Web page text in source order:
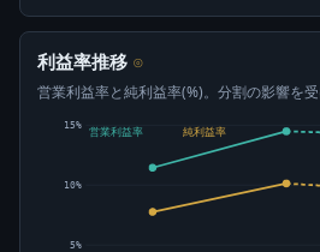
利益率推移 ⊙
営業利益率と純利益率(%)。分割の影響を
5%
10%
15%
営業利益率 純利益率